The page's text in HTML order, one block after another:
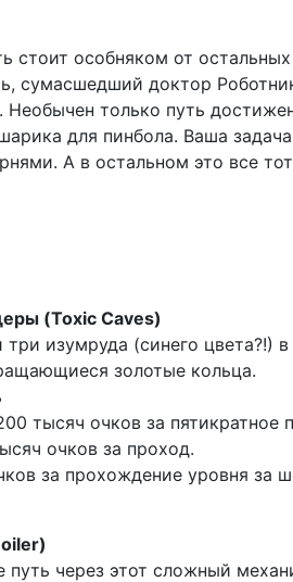
стоит особняком от
сумасшедший доктор
Необычен только путь
для пинбола. Ваша
А в остальном это все
(Toxic Caves)
изумруда (синего цвета?!)
золотые кольца.
тысяч очков за пятикратное
очков за проход.
за прохождение уровня за
путь через этот сложный